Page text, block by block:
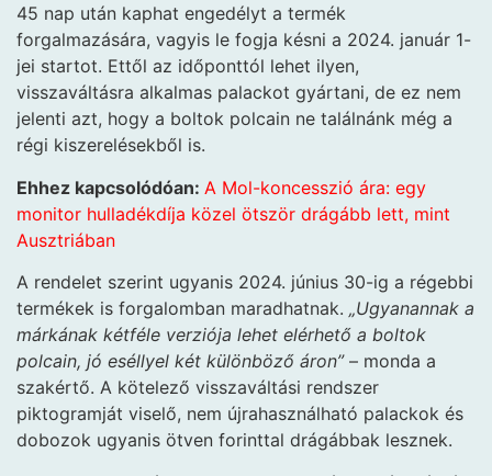
45 nap után kaphat engedélyt a termék
forgalmazására, vagyis le fogja késni a 2024. január 1-
jei startot. Ettől az időponttól lehet ilyen,
visszaváltásra alkalmas palackot gyártani, de ez nem
jelenti azt, hogy a boltok polcain ne találnánk még a
régi kiszerelésekből is.
Ehhez kapcsolódóan: A Mol-koncesszió ára: egy
monitor hulladékdíja közel ötször drágább lett, mint
Ausztriában
A rendelet szerint ugyanis 2024. június 30-ig a régebbi
termékek is forgalomban maradhatnak. „Ugyanannak a
márkának kétféle verziója lehet elérhető a boltok
polcain, jó eséllyel két különböző áron”– monda a
szakértő. A kötelező visszaváltási rendszer
piktogramját viselő, nem újrahasználható palackok és
dobozok ugyanis ötven forinttal drágábbak lesznek.